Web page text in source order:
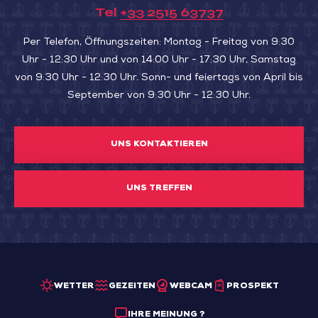
Tel +33 2515 63737
Per Telefon, Öffnungszeiten: Montag - Freitag von 9:30
Uhr - 12:30 Uhr und von 14:00 Uhr - 17:30 Uhr, Samstag
von 9:30 Uhr - 12:30 Uhr. Sonn- und feiertags von April bis
September von 9:30 Uhr - 12:30 Uhr.
UNS KONTAKTIEREN
UNS TREFFEN
WETTER GEZEITEN WEBCAM PROSPEKT
IHRE MEINUNG ?